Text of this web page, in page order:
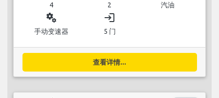
4 2 汽油
miscellaneous_services
手动变速器
login
5 门
查看详情...